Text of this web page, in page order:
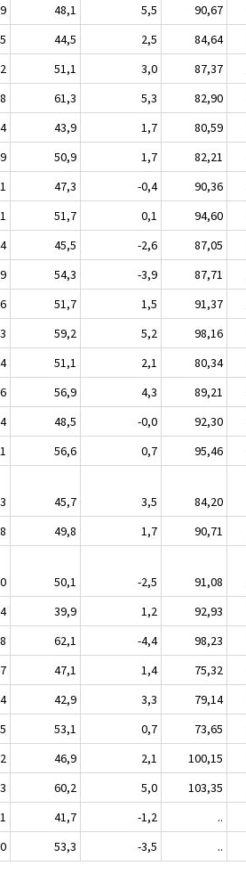
48,1 5,5 90,67
44,5 2,5 84,64
51,1 3,0 87,37
61,3 5,3 82,90
43,9 1,7 80,59
50,9 1,7 82,21
47,3 -0,4 90,36
51,7 0,1 94,60
45,5 -2,6 87,05
54,3 -3,9 87,71
51,7 1,5 91,37
59,2 5,2 98,16
51,1 2,1 80,34
56,9 4,3 89,21
48,5 -0,0 92,30
56,6 0,7 95,46
45,7 3,5 84,20
49,8 1,7 90,71
50,1 -2,5 91,08
39,9 1,2 92,93
62,1 -4,4 98,23
47,1 1,4 75,32
42,9 3,3 79,14
53,1 0,7 73,65
46,9 2,1 100,15
60,2 5,0 103,35
41,7 -1,2 ..
53,3 -3,5 ..